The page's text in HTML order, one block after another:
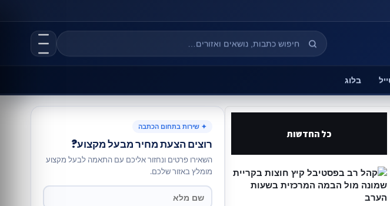
בלוג
כל החדשות
✦ שירות בתחום הכתבה
רוצים הצעת מחיר מבעל מקצוע?
השאירו פרטים ונחזור אליכם עם התאמה לבעל מקצוע
מומלץ באזור שלכם.